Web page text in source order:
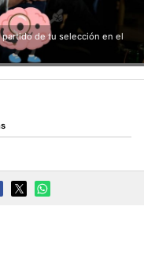
de tu selección en el